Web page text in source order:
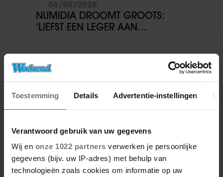
Toestemming Details Advertentie-instellingen
Verantwoord gebruik van uw gegevens
Wij en onze 1022 partners verwerken je persoonlijke
gegevens (bijv. uw IP-adres) met behulp van
technologieën zoals cookies om informatie op uw
NUMIDIA DROOMT GROOTS:
‘LIEFST EEN LEGER AAN